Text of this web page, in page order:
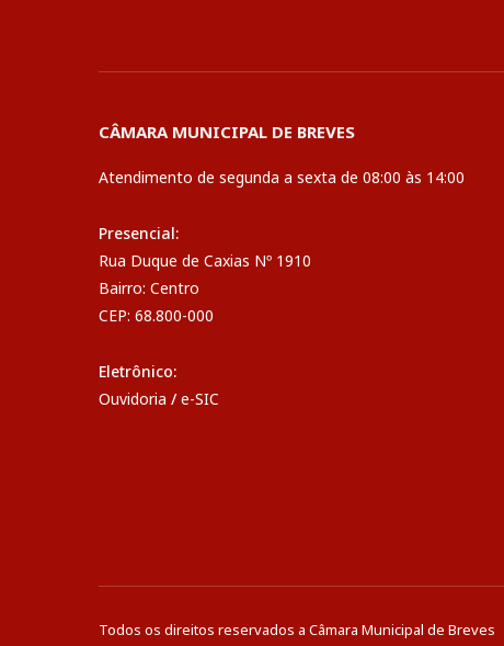
CÂMARA MUNICIPAL DE BREVES
Atendimento de segunda a sexta de 08:00 às 14:00
Presencial:
Rua Duque de Caxias Nº 1910
Bairro: Centro
CEP: 68.800-000
Eletrônico:
Ouvidoria / e-SIC
Todos os direitos reservados a Câmara Municipal de Breves